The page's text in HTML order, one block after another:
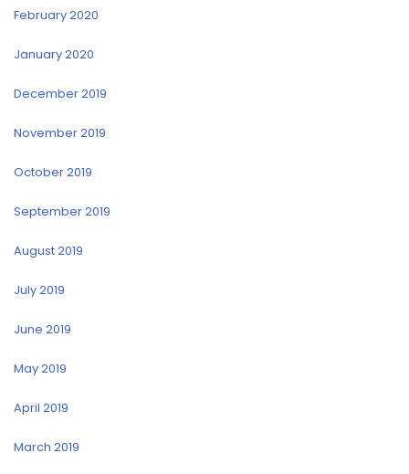
February 2020
January 2020
December 2019
November 2019
October 2019
September 2019
August 2019
July 2019
June 2019
May 2019
April 2019
March 2019